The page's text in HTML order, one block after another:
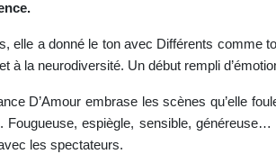
elle a donné le ton avec Différents comme
à la neurodiversité. Un début rempli
D’Amour embrase les scènes qu’elle
Fougueuse, espiègle, sensible,
les spectateurs.